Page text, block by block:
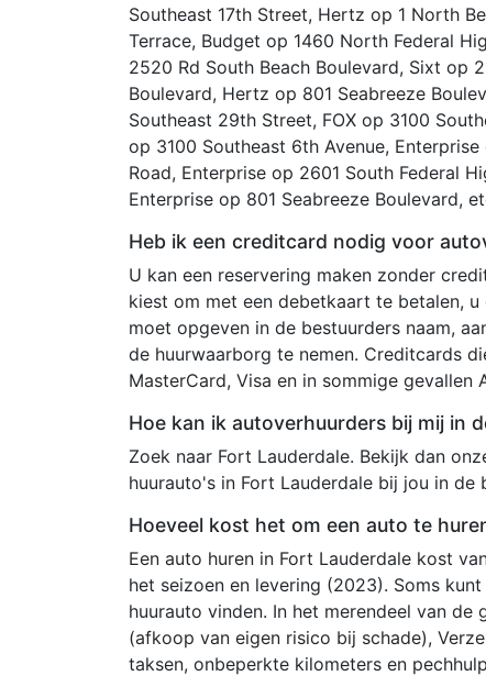
Southeast 17th Street, Hertz op 1 North
Terrace, Budget op 1460 North Federal
2520 Rd South Beach Boulevard, Sixt op
Boulevard, Hertz op 801 Seabreeze
Southeast 29th Street, FOX op 3100
op 3100 Southeast 6th Avenue,
Road, Enterprise op 2601 South Federal
Enterprise op 801 Seabreeze Boulevard,
Heb ik een creditcard nodig voor
U kan een reservering maken zonder
kiest om met een debetkaart te betalen,
moet opgeven in de bestuurders naam,
de huurwaarborg te nemen. Creditcards
MasterCard, Visa en in sommige gevallen
Hoe kan ik autoverhuurders bij mij in
Zoek naar Fort Lauderdale. Bekijk dan
huurauto's in Fort Lauderdale bij jou in de
Hoeveel kost het om een auto te
Een auto huren in Fort Lauderdale kost
het seizoen en levering (2023). Soms
huurauto vinden. In het merendeel van
(afkoop van eigen risico bij schade),
taksen, onbeperkte kilometers en